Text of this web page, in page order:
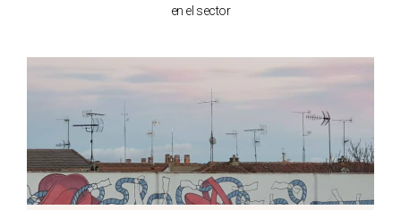
en el sector